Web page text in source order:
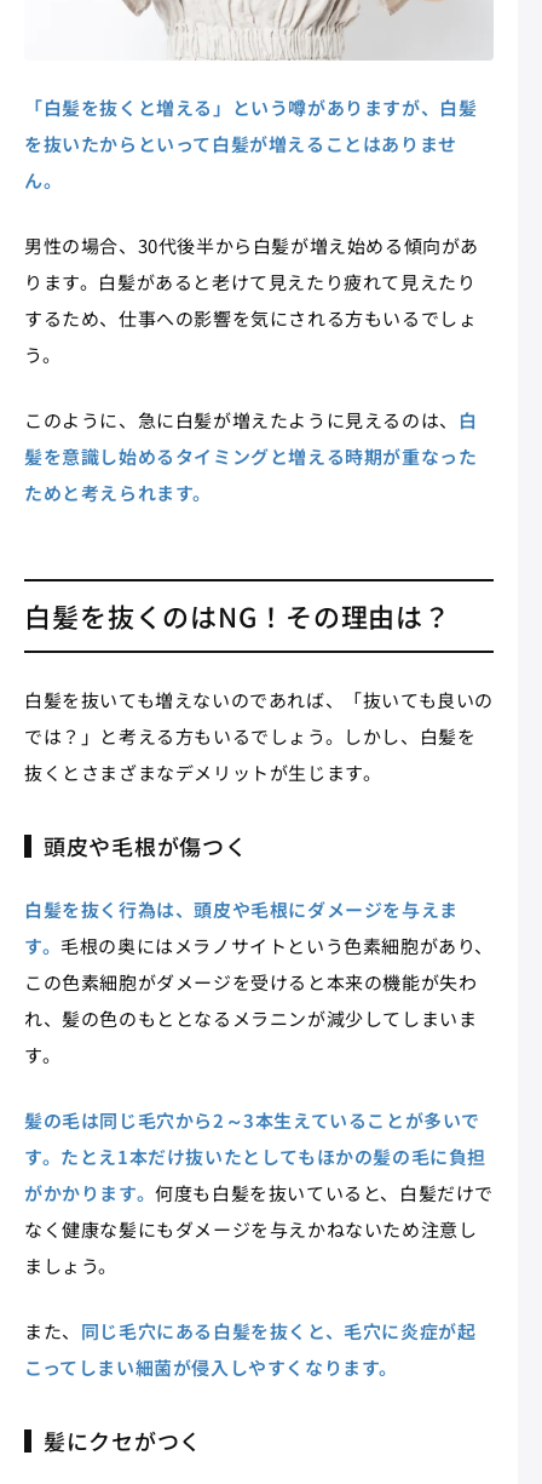
「白髪を抜くと増える」という噂がありますが、白髪
を抜いたからといって白髪が増えることはありませ
ん。
男性の場合、30代後半から白髪が増え始める傾向があ
ります。白髪があると老けて見えたり疲れて見えたり
するため、仕事への影響を気にされる方もいるでしょ
う。
このように、急に白髪が増えたように見えるのは、
白
髪を意識し始めるタイミングと増える時期が重なった
ためと考えられます。
白髪を抜くのはNG！その理由は？
白髪を抜いても増えないのであれば、「抜いても良いの
では？」と考える方もいるでしょう。しかし、白髪を
抜くとさまざまなデメリットが生じます。
頭皮や毛根が傷つく
白髪を抜く行為は、頭皮や毛根にダメージを与えま
す。 毛根の奥にはメラノサイトという色素細胞があり、
この色素細胞がダメージを受けると本来の機能が失わ
れ、髪の色のもととなるメラニンが減少してしまいま
す。
髪の毛は同じ毛穴から2～3本生えていることが多いで
す。たとえ1本だけ抜いたとしてもほかの髪の毛に負担
がかかります。何度も白髪を抜いていると、白髪だけで
なく健康な髪にもダメージを与えかねないため注意し
ましょう。
また、 同じ毛穴にある白髪を抜くと、毛穴に炎症が起
こってしまい細菌が侵入しやすくなります。
髪にクセがつく